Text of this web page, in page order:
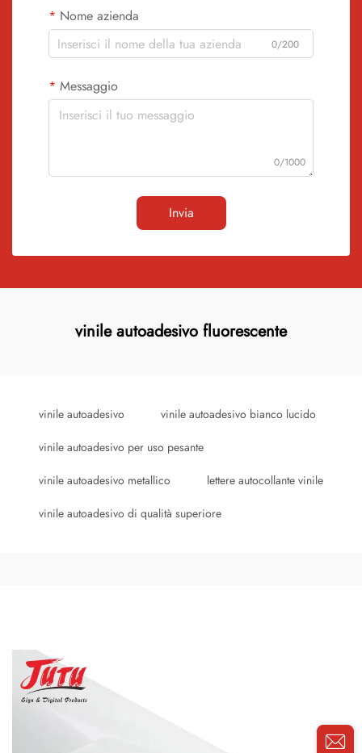
Nome azienda
0/200
Messaggio
0/1000
Invia
vinile autoadesivo fluorescente
vinile autoadesivo vinile autoadesivo bianco lucido
vinile autoadesivo per uso pesante
vinile autoadesivo metallico lettere autocollante vinile
vinile autoadesivo di qualità superiore